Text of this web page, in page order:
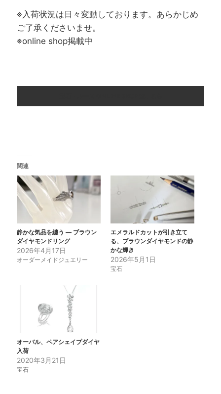
※入荷状況は日々変動しております。あらかじめ
ご了承くださいませ。
※online shop掲載中
関連
静かな気品を纏う ― ブラウン
ダイヤモンドリング
2026年4月17日
オーダーメイドジュエリー
エメラルドカットが引き立て
る、ブラウンダイヤモンドの静
かな輝き
2026年5月1日
宝石
オーバル、ペアシェイプダイヤ
入荷
2020年3月21日
宝石